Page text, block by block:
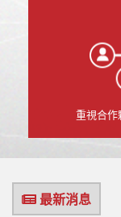
重視合
最新消息